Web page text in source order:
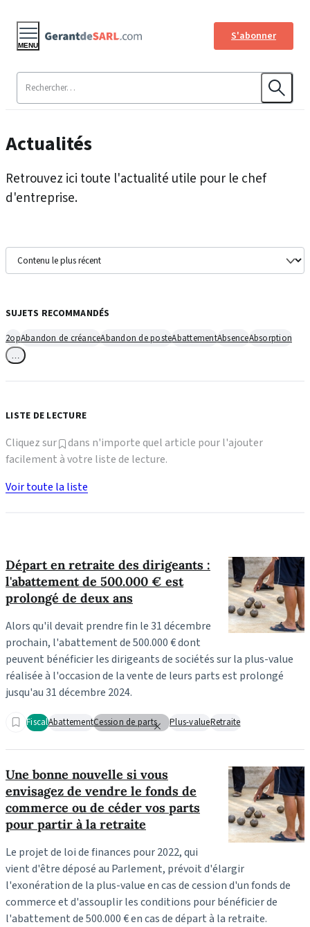
S'abonner
MENU
Actualités
Retrouvez ici toute l'actualité utile pour le chef
d'entreprise.
Départ en retraite des dirigeants :
l'abattement de 500.000 € est
prolongé de deux ans
Alors qu'il devait prendre fin le 31 décembre
prochain, l'abattement de 500.000 € dont
peuvent bénéficier les dirigeants de sociétés sur la plus-value
réalisée à l'occasion de la vente de leurs parts est prolongé
jusqu'au 31 décembre 2024.
FiscalAbattementCession de parts Plus-valueRetraite
Une bonne nouvelle si vous
envisagez de vendre le fonds de
commerce ou de céder vos parts
pour partir à la retraite
Le projet de loi de finances pour 2022, qui
vient d'être déposé au Parlement, prévoit d'élargir
l'exonération de la plus-value en cas de cession d'un fonds de
commerce et d'assouplir les conditions pour bénéficier de
l'abattement de 500.000 € en cas de départ à la retraite.
SUJETS RECOMMANDÉS
2opAbandon de créanceAbandon de posteAbattementAbsenceAbsorption
LISTE DE LECTURE
Cliquez sur
dans n'importe quel article pour l'ajouter
facilement à votre liste de lecture.
Voir toute la liste